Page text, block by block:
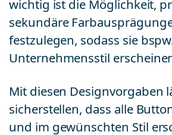
wichtig ist die Möglichkeit,
sekundäre
festzulegen, sodass sie
Unternehmensstil
Mit diesen Designvorgaben
sicherstellen, dass alle
und im gewünschten Stil